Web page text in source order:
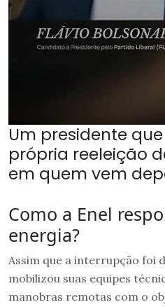
Um presidente
própria reeleição
em quem vem
Como a Enel
energia?
Assim que a interrupção foi
mobilizou suas equipes
manobras remotas com o